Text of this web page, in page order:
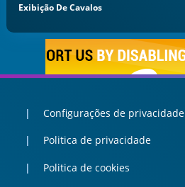
Exibição De Cavalos
Configurações de privacidade
Politica de privacidade
Politica de cookies